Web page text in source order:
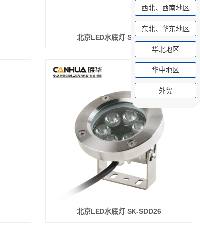
北京LED水底灯 SK-SDD29
北京LED水底灯 SK-SDD26
西北、西南地区
东北、华东地区
华北地区
华中地区
外贸